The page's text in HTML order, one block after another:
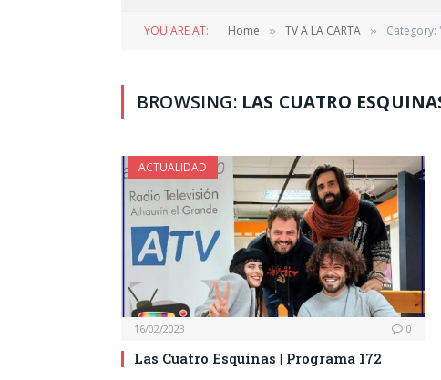
YOU ARE AT: Home » TV A LA CARTA » Category:
BROWSING: LAS CUATRO
ACTUALIDAD
16/02/2023 0
Las Cuatro Esquinas | Programa 172